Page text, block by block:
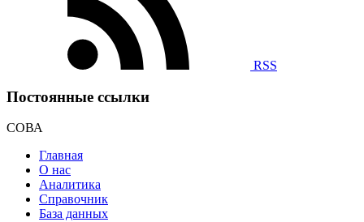
RSS
Постоянные ссылки
СОВА
Главная
О нас
Аналитика
Справочник
База данных